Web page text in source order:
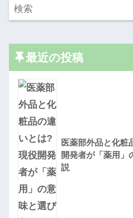
最近の投稿
医薬部外品と化粧
開発者が「薬用」
説